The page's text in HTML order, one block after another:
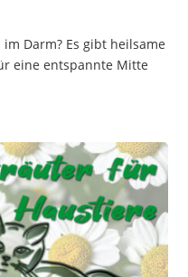
Darm? Es gibt heilsame
eine entspannte Mitte